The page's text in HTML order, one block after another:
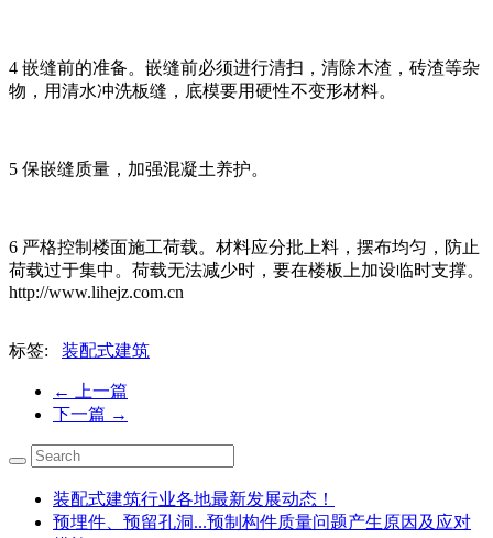
4 嵌缝前的准备。嵌缝前必须进行清扫，清除木渣，砖渣等杂
物，用清水冲洗板缝，底模要用硬性不变形材料。
5 保嵌缝质量，加强混凝土养护。
6 严格控制楼面施工荷载。材料应分批上料，摆布均匀，防止
荷载过于集中。荷载无法减少时，要在楼板上加设临时支撑。
http://www.lihejz.com.cn
标签: 装配式建筑
←
上一篇
下一篇 →
装配式建筑行业各地最新发展动态！
预埋件、预留孔洞...预制构件质量问题产生原因及应对